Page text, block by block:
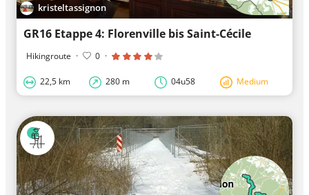
kristeltassignon
GR16 Etappe 4: Florenville bis Saint-Cécile
Hikingroute · 0 ·
22,5 km 280 m 04u58 Medium